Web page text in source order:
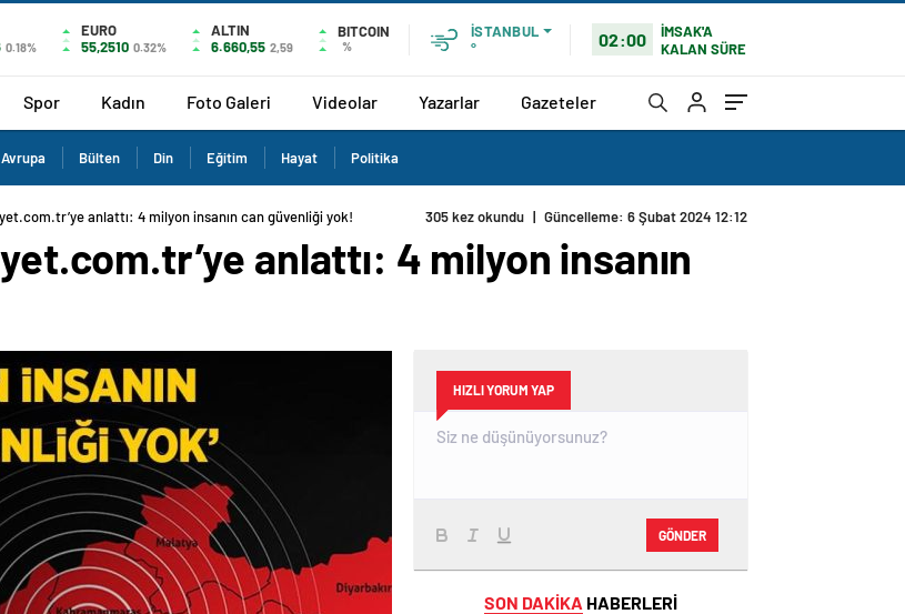
0.18%
EURO
55,2510 0.32%
ALTIN
6.660,55 2,59
BITCOIN
%
İSTANBUL
°
02:00
İMSAK'A
KALAN SÜRE
Spor Kadın Foto Galeri Videolar Yazarlar Gazeteler
Avrupa Bülten Din Eğitim Hayat Politika
anlattı: 4 milyon insanın can güvenliği yok!
anlattı: 4 milyon insanın
HIZLI YORUM YAP
GÖNDER
SON DAKİKA HABERLERİ